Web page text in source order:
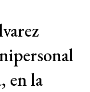
en la